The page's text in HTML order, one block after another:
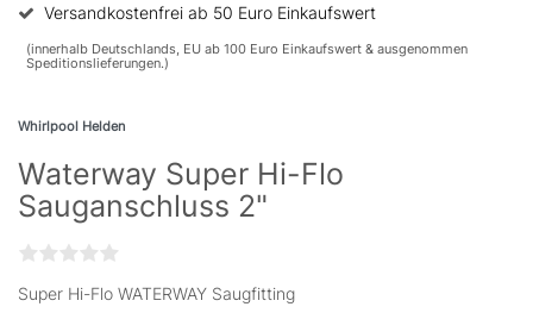
Versandkostenfrei ab 50 Euro Einkaufswert
(innerhalb Deutschlands, EU ab 100 Euro Einkaufswert & ausgenommen
Speditionslieferungen.)
Whirlpool Helden
Waterway Super Hi-Flo
Sauganschluss 2"
Super Hi-Flo WATERWAY Saugfitting